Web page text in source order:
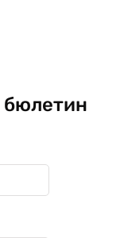
бюлетин